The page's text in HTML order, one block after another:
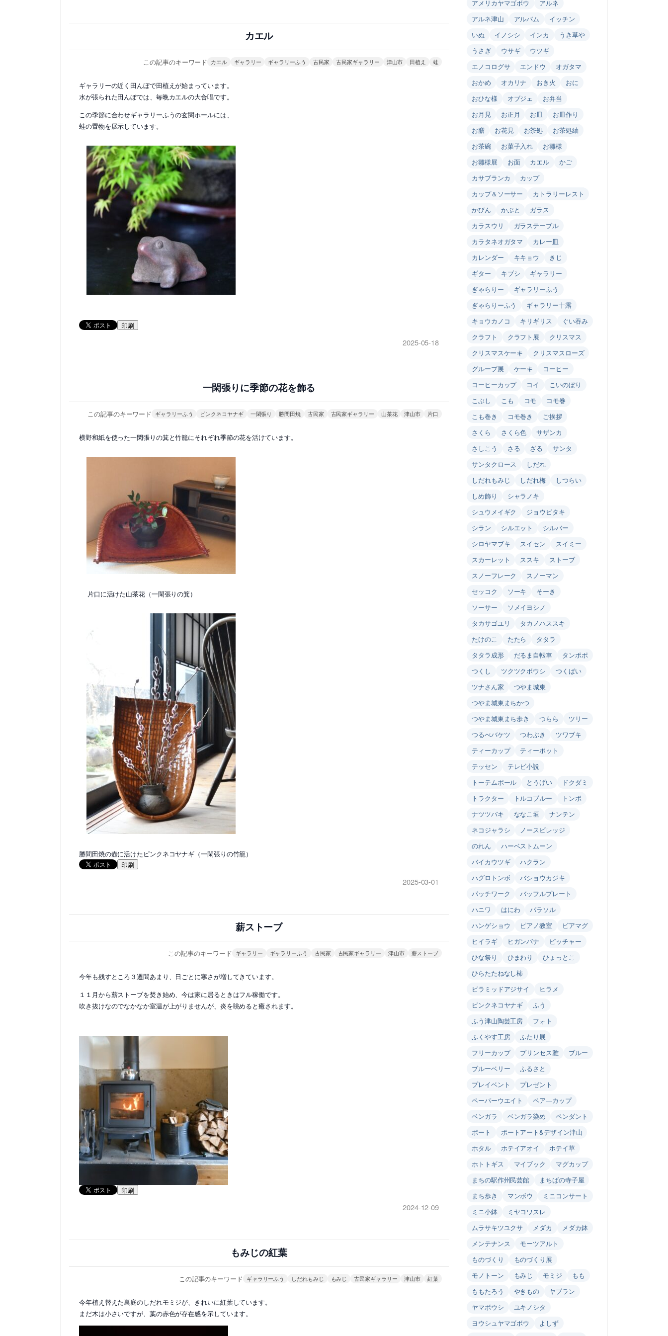
カエル
この記事のキーワード カエル ギャラリー ギャラリーふう 古民家 古民家ギャラリー 津山市 田植え 蛙
ギャラリーの近く田んぼで田植えが始まっています。
水が張られた田んぼでは、毎晩カエルの大合唱です。
この季節に合わせギャラリーふうの玄関ホールには、
蛙の置物を展示しています。
印刷
2025-05-18
一閑張りに季節の花を飾る
この記事のキーワード ギャラリーふう ピンクネコヤナギ 一閑張り 勝間田焼 古民家 古民家ギャラリー 山茶花 津山市 片口
横野和紙を使った一閑張りの箕と竹籠にそれぞれ季節の花を活けています。
片口に活けた山茶花（一閑張りの箕）
勝間田焼の壺に活けたピンクネコヤナギ（一閑張りの竹籠）
印刷
2025-03-01
薪ストーブ
この記事のキーワード ギャラリー ギャラリーふう 古民家 古民家ギャラリー 津山市 薪ストーブ
今年も残すところ３週間あまり、日ごとに寒さが増してきています。
１１月から薪ストーブを焚き始め、今は家に居るときはフル稼働です。
吹き抜けなのでなかなか室温が上がりませんが、炎を眺めると癒されます。
印刷
2024-12-09
もみじの紅葉
この記事のキーワード ギャラリーふう しだれもみじ もみじ 古民家ギャラリー 津山市 紅葉
今年植え替えた裏庭のしだれモミジが、きれいに紅葉しています。
まだ木は小さいですが、葉の赤色が存在感を示しています。
アメリカヤマゴボウ
アルネ
アルネ津山
アルバム
イッチン
いぬ
イノシシ インカ
うき草や
うさぎ
ウサギ
ウツギ
エノコログサ
エンドウ
オガタマ
おかめ
オカリナ おき火
おに
おひな様
オブジェ
お弁当
お月見
お正月 お皿
お皿作り
お膳
お花見 お茶処
お茶処紬
お茶碗
お菓子入れ
お雛様
お雛様展
お面 カエル
かご
カサブランカ
カップ
カップ＆ソーサー
カトラリーレスト
かびん
かぶと
ガラス
カラスウリ
ガラステーブル
カラタネオガタマ
カレー皿
カレンダー
キキョウ
きじ
ギター
キブシ
ギャラリー
ぎゃらりー
ギャラリーふう
ぎゃらりーふう
ギャラリー十露
キョウカノコ
キリギリス
ぐい吞み
クラフト
クラフト展
クリスマス
クリスマスケーキ
クリスマスローズ
グループ展
ケーキ
コーヒー
コーヒーカップ
コイ
こいのぼり
こぶし
こも コモ
コモ巻
こも巻き
コモ巻き
ご挨拶
さくら
さくら色
サザンカ
さしこう
さる ざる
サンタ
サンタクロース
しだれ
しだれもみじ
しだれ梅
しつらい
しめ飾り
シャラノキ
シュウメイギク
ジョウビタキ
シラン
シルエット
シルバー
シロヤマブキ
スイセン
スイミー
スカーレット
ススキ
ストーブ
スノーフレーク
スノーマン
セッコク
ソーキ
そーき
ソーサー
ソメイヨシノ
タカサゴユリ
タカノハススキ
たけのこ
たたら
タタラ
タタラ成形
だるま自転車
タンポポ
つくし
ツクツクボウシ
つくばい
ツナさん家
つやま城東
つやま城東まちかつ
つやま城東まち歩き
つらら
ツリー
つるべバケツ
つわぶき
ツワブキ
ティーカップ
ティーポット
テッセン
テレビ小説
トーテムポール
とうげい
ドクダミ
トラクター
トルコブルー
トンボ
ナツツバキ
ななこ垣
ナンテン
ネコジャラシ
ノースビレッジ
のれん
ハーベストムーン
バイカウツギ
ハクラン
ハグロトンボ
バショウカジキ
パッチワーク
バッフルプレート
ハニワ
はにわ
パラソル
ハンゲショウ
ピアノ教室
ビアマグ
ヒイラギ
ヒガンバナ
ピッチャー
ひな祭り
ひまわり
ひょっとこ
ひらたたねなし柿
ピラミッドアジサイ
ヒラメ
ピンクネコヤナギ
ふう
ふう津山陶芸工房
フォト
ふくやす工房
ふたり展
フリーカップ
プリンセス雅
ブルー
ブルーベリー
ふるさと
プレイベント
プレゼント
ペーパーウエイト
ペア―カップ
ベンガラ
ベンガラ染め
ペンダント
ポート
ポートアート&デザイン津山
ホタル
ホテイアオイ
ホテイ草
ホトトギス
マイブック
マグカップ
まちの駅作州民芸館
まちばの寺子屋
まち歩き
マンボウ
ミニコンサート
ミニ小鉢
ミヤコワスレ
ムラサキツユクサ
メダカ
メダカ鉢
メンテナンス
モーツアルト
ものづくり
ものづくり展
モノトーン
もみじ モミジ
もも
ももたろう
やきもの
ヤブラン
ヤマボウシ
ユキノシタ
ヨウシュヤマゴボウ
よしず